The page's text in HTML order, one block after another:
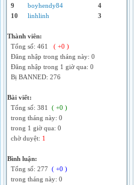
9
boyhendy84
4
10
linhlinh 3
Thành viên:
Tổng số: 461 ( +0 )
Đăng nhập trong tháng này: 0
Đăng nhập trong 1 giờ qua: 0
Bị BANNED: 276
Bài viết:
Tổng số: 381 ( +0 )
trong tháng này: 0
trong 1 giờ qua: 0
chờ duyệt: 1
Bình luận:
Tổng số: 277 ( +0 )
trong tháng này: 0